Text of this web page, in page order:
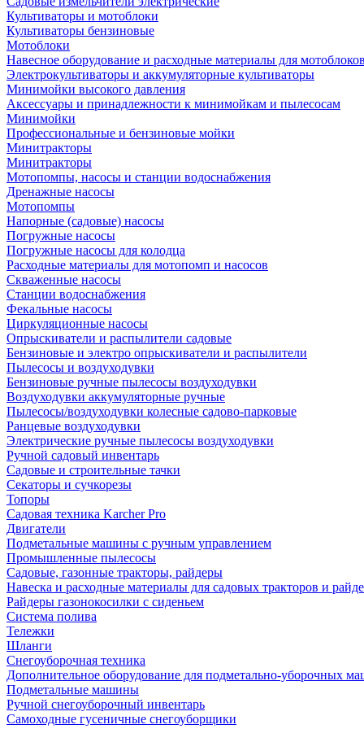
Культиваторы и мотоблоки
Культиваторы бензиновые
Мотоблоки
Навесное оборудование и расходные материалы для
Электрокультиваторы и аккумуляторные культиваторы
Минимойки высокого давления
Аксессуары и принадлежности к минимойкам и пылесосам
Минимойки
Профессиональные и бензиновые мойки
Минитракторы
Минитракторы
Мотопомпы, насосы и станции водоснабжения
Дренажные насосы
Мотопомпы
Напорные (садовые) насосы
Погружные насосы
Погружные насосы для колодца
Расходные материалы для мотопомп и насосов
Скваженные насосы
Станции водоснабжения
Фекальные насосы
Циркуляционные насосы
Опрыскиватели и распылители садовые
Бензиновые и электро опрыскиватели и распылители
Пылесосы и воздуходувки
Бензиновые ручные пылесосы воздуходувки
Воздуходувки аккумуляторные ручные
Пылесосы/воздуходувки колесные садово-парковые
Ранцевые воздуходувки
Электрические ручные пылесосы воздуходувки
Ручной садовый инвентарь
Садовые и строительные тачки
Секаторы и сучкорезы
Топоры
Садовая техника Karcher Pro
Двигатели
Подметальные машины с ручным управлением
Промышленные пылесосы
Садовые, газонные тракторы, райдеры
Навеска и расходные материалы для садовых тракторов и
Райдеры газонокосилки с сиденьем
Система полива
Тележки
Шланги
Снегоуборочная техника
Дополнительное оборудование для подметально-уборочных
Подметальные машины
Ручной снегоуборочный инвентарь
Самоходные гусеничные снегоуборщики